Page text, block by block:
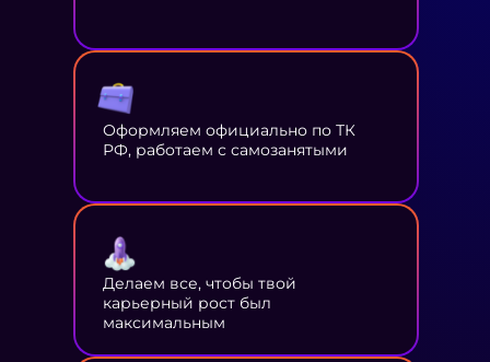
Оформляем официально по ТК
РФ, работаем с самозанятыми
Делаем все, чтобы твой
карьерный рост был
максимальным